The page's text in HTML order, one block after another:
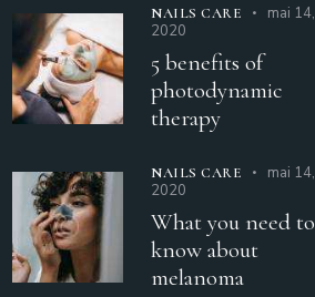
NAILS CARE
mai 14,
2020
5 benefits of
photodynamic
therapy
NAILS CARE
mai 14,
2020
What you need to
know about
melanoma